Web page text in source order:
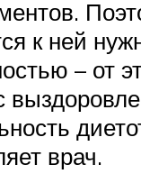
к ней
– от
врач.